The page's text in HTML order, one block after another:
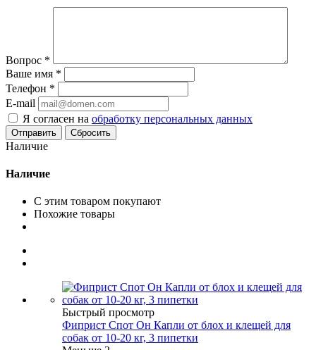
Вопрос *
Ваше имя *
Телефон *
E-mail
Я согласен на обработку персональных данных
Сбросить
Наличие
Наличие
С этим товаром покупают
Похожие товары
Быстрый просмотр
Фиприст Спот Он Капли от блох и клещей для
собак от 10-20 кг, 3 пипетки